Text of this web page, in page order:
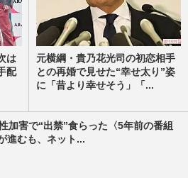
は
配
元横綱・貴乃花光司の初恋相手
との再婚で見せた“幸せ太り”姿
に「昔より幸せそう」「...
加害で“出禁”食らった〈5年前の番組
進むも、ネット...